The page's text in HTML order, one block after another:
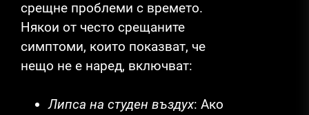
срещне проблеми с времето.
Някои от често срещаните
симптоми, които показват, че
нещо не е наред, включват:
Липса на студен въздух: Ако